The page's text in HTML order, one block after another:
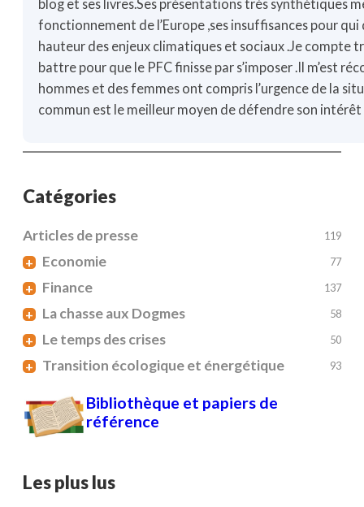
blog et ses livres.Ses présentations trés synthétiques
fonctionnement de l’Europe ,ses insuffisances pour qui
hauteur des enjeux climatiques et sociaux .Je compte
battre pour que le PFC finisse par s’imposer .Il m’est
hommes et des femmes ont compris l’urgence de la
commun est le meilleur moyen de défendre son intérêt
Catégories
Articles de presse 119
+ Economie 77
+ Finance 137
+ La chasse aux Dogmes 58
+ Le temps des crises 50
+ Transition écologique et énergétique 93
Bibliothèque et papiers de
référence
Les plus lus